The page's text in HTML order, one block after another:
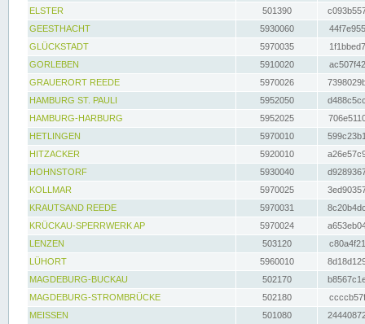
ELSTER
501390
GEESTHACHT
5930060
GLÜCKSTADT
5970035
GORLEBEN
5910020
GRAUERORT REEDE
5970026
HAMBURG ST. PAULI
5952050
HAMBURG-HARBURG
5952025
HETLINGEN
5970010
HITZACKER
5920010
HOHNSTORF
5930040
KOLLMAR
5970025
KRAUTSAND REEDE
5970031
KRÜCKAU-SPERRWERK AP
5970024
LENZEN
503120
LÜHORT
5960010
MAGDEBURG-BUCKAU
502170
MAGDEBURG-STROMBRÜCKE
502180
MEISSEN
501080